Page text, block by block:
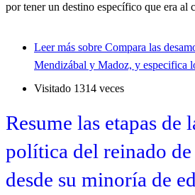
por tener un destino específico que era al
Leer más sobre Compara las
Mendizábal y Madoz, y especifica
Visitado 1314 veces
Resume las etapas de
política del reinado
desde su minoría de